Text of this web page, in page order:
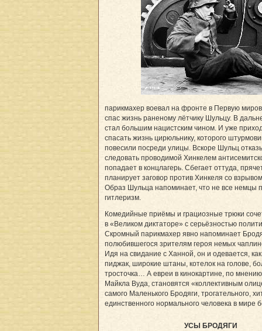
парикмахер воевал на фронте в Первую
спас жизнь раненому лётчику Шульцу. В
стал большим нацистским чином. И уже
спасать жизнь цирюльнику, которого
повесили посреди улицы. Вскоре Шульц
следовать проводимой Хинкелем
попадает в концлагерь. Сбегает оттуда,
планирует заговор против Хинкеля со
Образ Шульца напоминает, что не все немцы
гитлеризм.
Комедийные приёмы и грациозные трюки
в «Великом диктаторе» с серьёзностью
Скромный парик­махер явно напоминает
полюбившегося зрителям героя немых
Идя на свидание с Ханной, он и одевается,
пиджак, широкие штаны, котелок на голове,
тросточка… А евреи в кинокартине, по мнению
Майкла Вуда, становятся «коллективным
самого Маленького Бродяги, трогательного,
единственного нормального человека в мире
УСЫ БРОДЯГИ